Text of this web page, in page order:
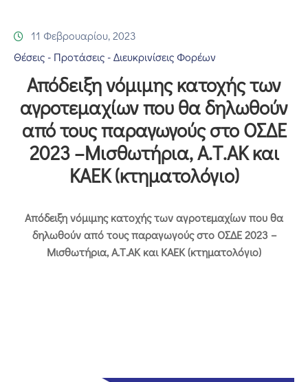
Πληροφόρηση
Προγράμματα
Χρηματοδότησης
Επικοινωνία
11 Φεβρουαρίου, 2023
Θέσεις - Προτάσεις - Διευκρινίσεις Φορέων
Απόδειξη νόμιμης κατοχής των
αγροτεμαχίων που θα δηλωθούν
από τους παραγωγούς στο ΟΣΔΕ
2023 –Μισθωτήρια, Α.Τ.ΑΚ και
ΚΑΕΚ (κτηματολόγιο)
Απόδειξη νόμιμης κατοχής των αγροτεμαχίων που θα
δηλωθούν από τους παραγωγούς στο ΟΣΔΕ 2023 –
Μισθωτήρια, Α.Τ.ΑΚ και ΚΑΕΚ (κτηματολόγιο)